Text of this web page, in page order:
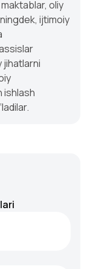
oliy
ijtimoiy
jihatlarni
ishlash